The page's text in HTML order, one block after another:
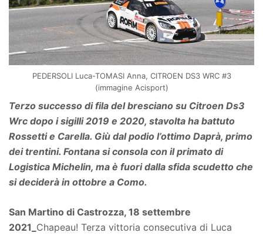
PEDERSOLI Luca-TOMASI Anna, CITROEN DS3 WRC #3
(immagine Acisport)
Terzo successo di fila del bresciano su Citroen Ds3
Wrc dopo i sigilli 2019 e 2020, stavolta ha battuto
Rossetti e Carella. Giù dal podio l’ottimo Daprà, primo
dei trentini. Fontana si consola con il primato di
Logistica Michelin, ma è fuori dalla sfida scudetto che
si deciderà in ottobre a Como.
San Martino di Castrozza, 18 settembre
2021_ Chapeau! Terza vittoria consecutiva di Luca